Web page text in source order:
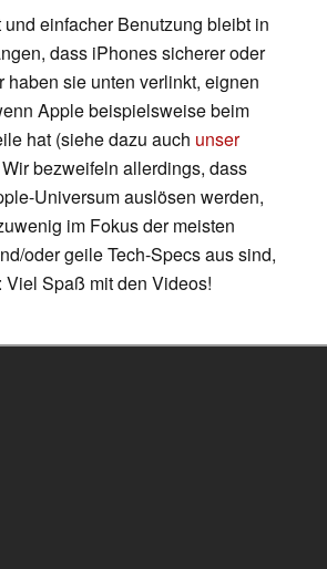
einfacher Benutzung bleibt in
dass iPhones sicherer oder
sie unten verlinkt, eignen
Apple beispielsweise beim
hat (siehe dazu auch unser
bezweifeln allerdings, dass
Universum auslösen werden,
im Fokus der meisten
oder geile Tech-Specs aus sind,
Spaß mit den Videos!